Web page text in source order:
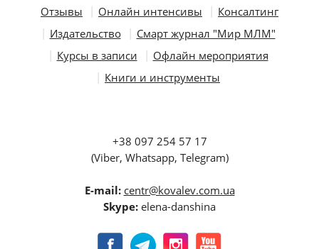
Отзывы Онлайн интенсивы
Консалтинг
Издательство
Смарт журнал "Мир МЛМ"
Курсы в записи
Офлайн мероприятия
Книги и инструменты
+38 097 254 57 17
(Viber, Whatsapp, Telegram)
E-mail: centr@kovalev.com.ua
Skype: elena-danshina